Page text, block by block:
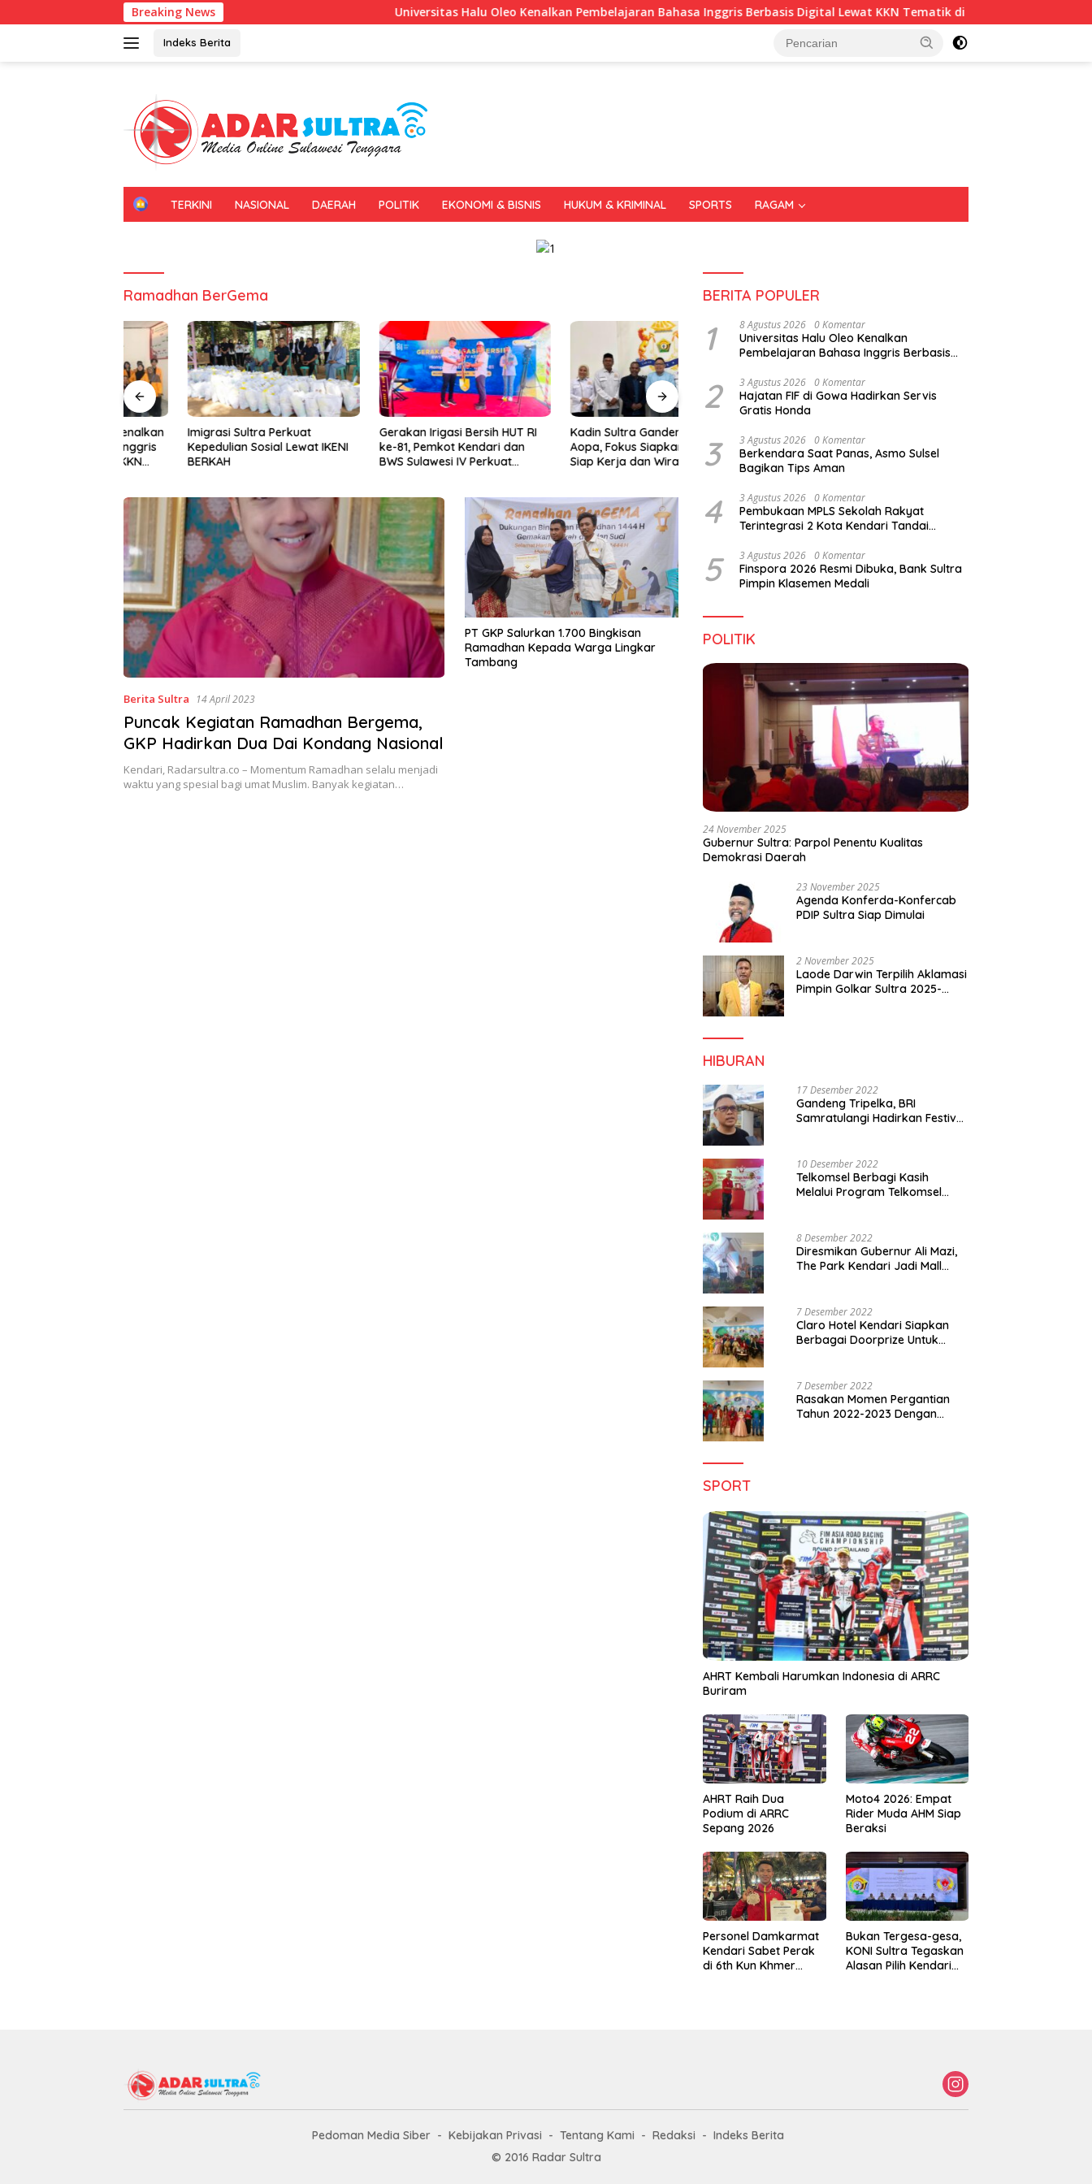
ke
Breaking News Universitas Halu Oleo Kenalkan Pembelajaran Bahasa Inggris Berbasis Digital Lewat KKN Tematik di Desa Alebo
Indeks Berita
H
TERKINI NASIONAL DAERAH POLITIK EKONOMI & BISNIS HUKUM & KRIMINAL SPORTS RAGAM
Ramadhan BerGema
Imigrasi Sultra Perkuat
Kepedulian Sosial Lewat IKENI
BERKAH
Gerakan Irigasi Bersih HUT RI
ke-81, Pemkot Kendari dan
BWS Sulawesi IV Perkuat
Kadin Sultra Gandeng IAI Rawa
Aopa, Fokus Siapkan Lulusan
Siap Kerja dan Wirausaha
Festival Kuliner Sultra Maimo
2026
Layanan Imigrasi Terintegrasi
Berita Sultra 14 April 2023
Puncak Kegiatan Ramadhan Bergema,
GKP Hadirkan Dua Dai Kondang Nasional
Kendari, Radarsultra.co – Momentum Ramadhan selalu menjadi
waktu yang spesial bagi umat Muslim. Banyak kegiatan…
PT GKP Salurkan 1.700 Bingkisan
Ramadhan Kepada Warga Lingkar
Tambang
BERITA POPULER
1 8 Agustus 2026 0 Komentar
Universitas Halu Oleo Kenalkan
Pembelajaran Bahasa Inggris Berbasis
2 3 Agustus 2026 0 Komentar
Hajatan FIF di Gowa Hadirkan Servis
Gratis Honda
3 3 Agustus 2026 0 Komentar
Berkendara Saat Panas, Asmo Sulsel
Bagikan Tips Aman
4 3 Agustus 2026 0 Komentar
Pembukaan MPLS Sekolah Rakyat
Terintegrasi 2 Kota Kendari Tandai
5 3 Agustus 2026 0 Komentar
Finspora 2026 Resmi Dibuka, Bank Sultra
Pimpin Klasemen Medali
POLITIK
24 November 2025
Gubernur Sultra: Parpol Penentu Kualitas
Demokrasi Daerah
23 November 2025
Agenda Konferda-Konfercab
PDIP Sultra Siap Dimulai
2 November 2025
Laode Darwin Terpilih Aklamasi
Pimpin Golkar Sultra 2025-
HIBURAN
17 Desember 2022
Gandeng Tripelka, BRI
Samratulangi Hadirkan Festival
10 Desember 2022
Telkomsel Berbagi Kasih
Melalui Program Telkomsel
8 Desember 2022
Diresmikan Gubernur Ali Mazi,
The Park Kendari Jadi Mall
7 Desember 2022
Claro Hotel Kendari Siapkan
Berbagai Doorprize Untuk
7 Desember 2022
Rasakan Momen Pergantian
Tahun 2022-2023 Dengan
SPORT
AHRT Kembali Harumkan Indonesia di ARRC
Buriram
AHRT Raih Dua
Podium di ARRC
Sepang 2026
Moto4 2026: Empat
Rider Muda AHM Siap
Beraksi
Personel Damkarmat
Kendari Sabet Perak
di 6th Kun Khmer
Bukan Tergesa-gesa,
KONI Sultra Tegaskan
Alasan Pilih Kendari
Pedoman Media Siber Kebijakan Privasi Tentang Kami Redaksi
Indeks Berita
© 2016 Radar Sultra